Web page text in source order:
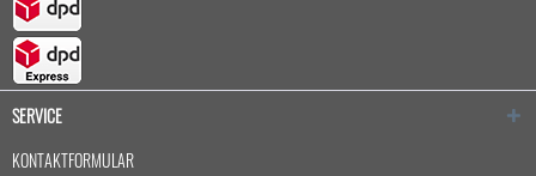
SERVICE
KONTAKTFORMULAR